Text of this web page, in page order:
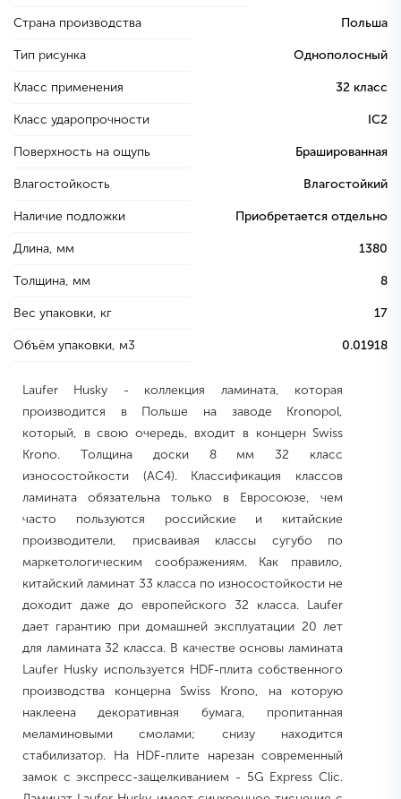
Страна производства Польша
Тип рисунка Однополосный
Класс применения 32 класс
Класс ударопрочности IC2
Поверхность на ощупь Брашированная
Влагостойкость Влагостойкий
Наличие подложки Приобретается отдельно
Длина, мм 1380
Толщина, мм 8
Вес упаковки, кг 17
Объём упаковки, м3 0.01918
Laufer Husky - коллекция ламината, которая
производится в Польше на заводе Kronopol,
который, в свою очередь, входит в концерн Swiss
Krono. Толщина доски 8 мм 32 класс
износостойкости (AC4). Классификация классов
ламината обязательна только в Евросоюзе, чем
часто пользуются российские и китайские
производители, присваивая классы сугубо по
маркетологическим соображениям. Как правило,
китайский ламинат 33 класса по износостойкости не
доходит даже до европейского 32 класса. Laufer
дает гарантию при домашней эксплуатации 20 лет
для ламината 32 класса. В качестве основы ламината
Laufer Husky используется HDF-плита собственного
производства концерна Swiss Krono, на которую
наклеена декоративная бумага, пропитанная
меламиновыми смолами; снизу находится
стабилизатор. На HDF-плите нарезан современный
замок с экспресс-защелкиванием - 5G Express Clic.